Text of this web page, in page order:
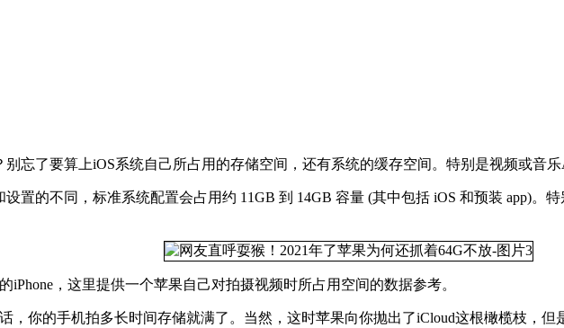
忘了要算上iOS系统自己所占用的存储空间，还有系统的缓存空间。特别是视频或音
置的不同，标准系统配置会占用约 11GB 到 14GB 容量 (其中包括 iOS 和预装 app)。
iPhone，这里提供一个苹果自己对拍摄视频时所占用空间的数据参考。
，你的手机拍多长时间存储就满了。当然，这时苹果向你抛出了iCloud这根橄榄枝，